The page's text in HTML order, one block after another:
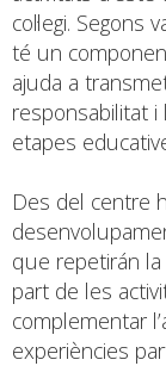
col·legi.
té un
ajuda a
responsabilitat i
etapes
Des del centre
que repetirán la
part de les
complementar
experiències